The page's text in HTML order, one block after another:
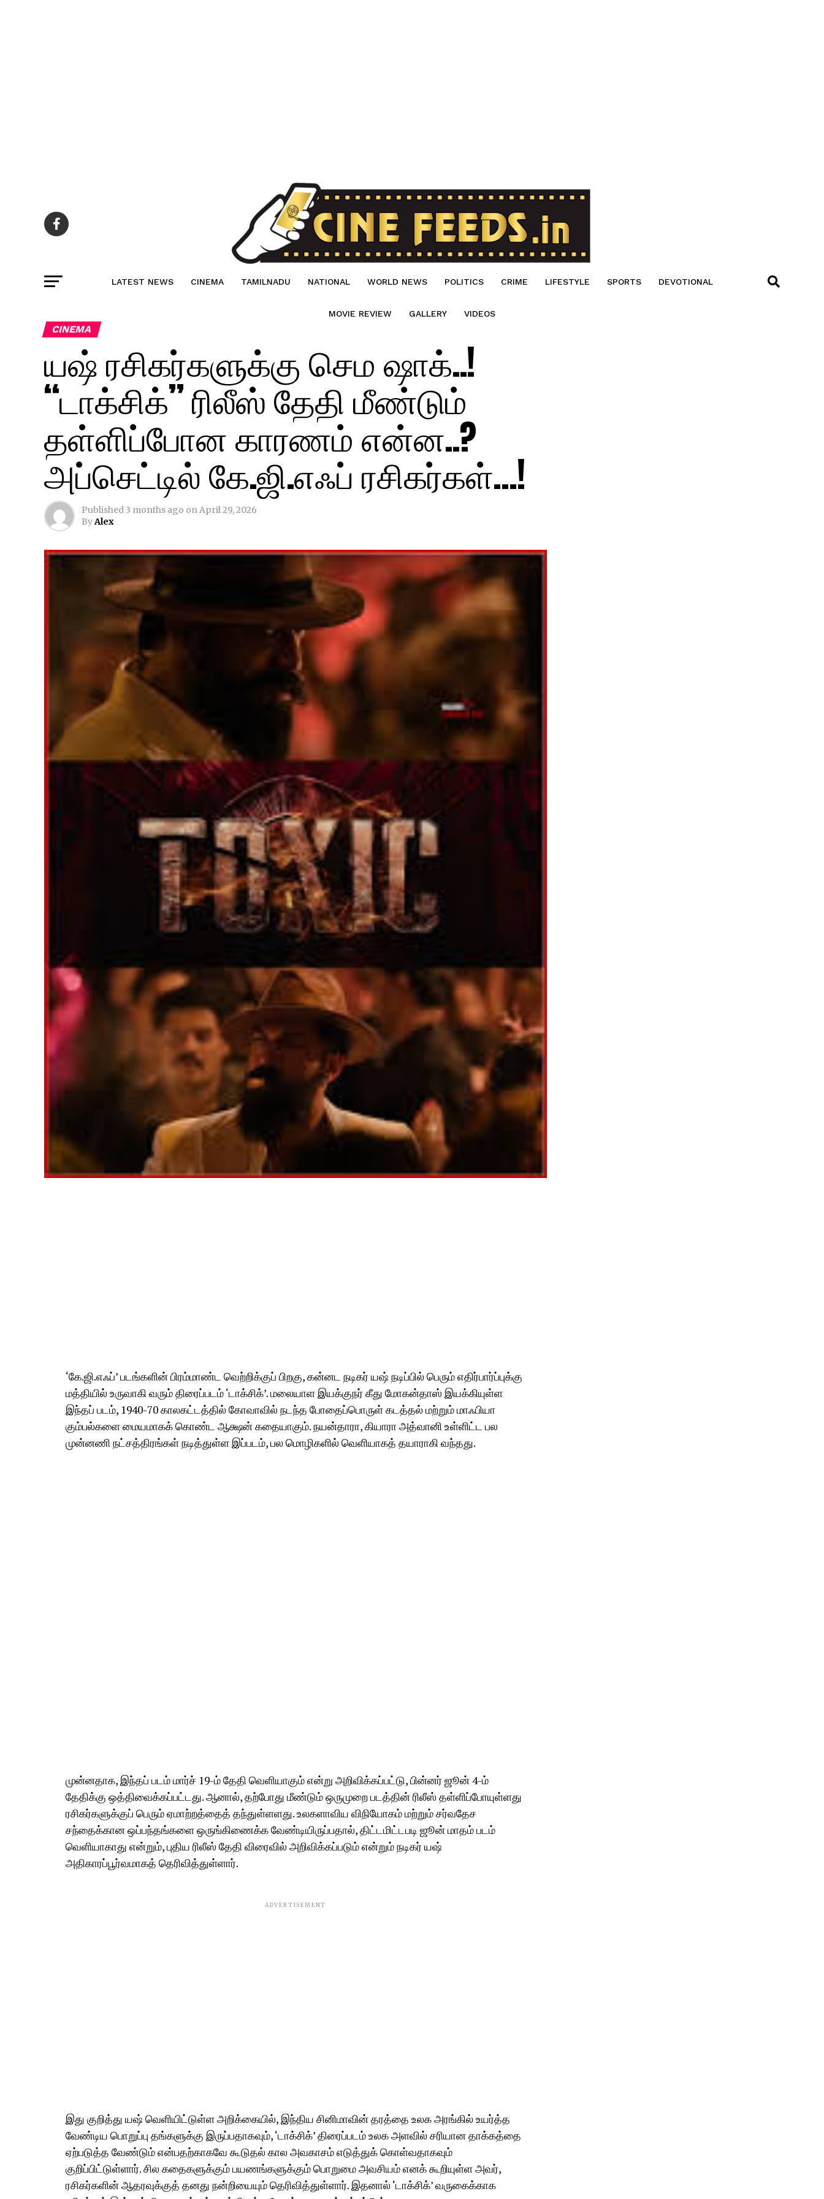
LATEST NEWS CINEMA TAMILNADU NATIONAL WORLD NEWS POLITICS CRIME LIFESTYLE SPORTS DEVOTIONAL
MOVIE REVIEW GALLERY VIDEOS
CINEMA
யஷ் ரசிகர்களுக்கு செம ஷாக்..!
“டாக்சிக்” ரிலீஸ் தேதி மீண்டும்
தள்ளிப்போன காரணம் என்ன..?
அப்செட்டில் கே.ஜி.எஃப் ரசிகர்கள்…!
Published 3 months ago onApril 29, 2026
ByAlex
‘கே.ஜி.எஃப்’ படங்களின் பிரம்மாண்ட வெற்றிக்குப் பிறகு, கன்னட நடிகர் யஷ் நடிப்பில் பெரும் எதிர்பார்ப்புக்கு
மத்தியில் உருவாகி வரும் திரைப்படம் ‘டாக்சிக்’. மலையாள இயக்குநர் கீது மோகன்தாஸ் இயக்கியுள்ள
இந்தப் படம், 1940-70 காலகட்டத்தில் கோவாவில் நடந்த போதைப்பொருள் கடத்தல் மற்றும் மாஃபியா
கும்பல்களை மையமாகக் கொண்ட ஆக்ஷன் கதையாகும். நயன்தாரா, கியாரா அத்வானி உள்ளிட்ட பல
முன்னணி நட்சத்திரங்கள் நடித்துள்ள இப்படம், பல மொழிகளில் வெளியாகத் தயாராகி வந்தது.
முன்னதாக, இந்தப் படம் மார்ச் 19-ம் தேதி வெளியாகும் என்று அறிவிக்கப்பட்டு, பின்னர் ஜூன் 4-ம்
தேதிக்கு ஒத்திவைக்கப்பட்டது. ஆனால், தற்போது மீண்டும் ஒருமுறை படத்தின் ரிலீஸ் தள்ளிப்போயுள்ளது
ரசிகர்களுக்குப் பெரும் ஏமாற்றத்தைத் தந்துள்ளளது. உலகளாவிய விநியோகம் மற்றும் சர்வதேச
சந்தைக்கான ஒப்பந்தங்களை ஒருங்கிணைக்க வேண்டியிருப்பதால், திட்டமிட்டபடி ஜூன் மாதம் படம்
வெளியாகாது என்றும், புதிய ரிலீஸ் தேதி விரைவில் அறிவிக்கப்படும் என்றும் நடிகர் யஷ்
அதிகாரப்பூர்வமாகத் தெரிவித்துள்ளார்.
ADVERTISEMENT
இது குறித்து யஷ் வெளியிட்டுள்ள அறிக்கையில், இந்திய சினிமாவின் தரத்தை உலக அரங்கில் உயர்த்த
வேண்டிய பொறுப்பு தங்களுக்கு இருப்பதாகவும், ‘டாக்சிக்’ திரைப்படம் உலக அளவில் சரியான தாக்கத்தை
ஏற்படுத்த வேண்டும் என்பதற்காகவே கூடுதல் கால அவகாசம் எடுத்துக் கொள்வதாகவும்
குறிப்பிட்டுள்ளார். சில கதைகளுக்கும் பயணங்களுக்கும் பொறுமை அவசியம் எனக் கூறியுள்ள அவர்,
ரசிகர்களின் ஆதரவுக்குத் தனது நன்றியையும் தெரிவித்துள்ளார். இதனால் ‘டாக்சிக்’ வருகைக்காக